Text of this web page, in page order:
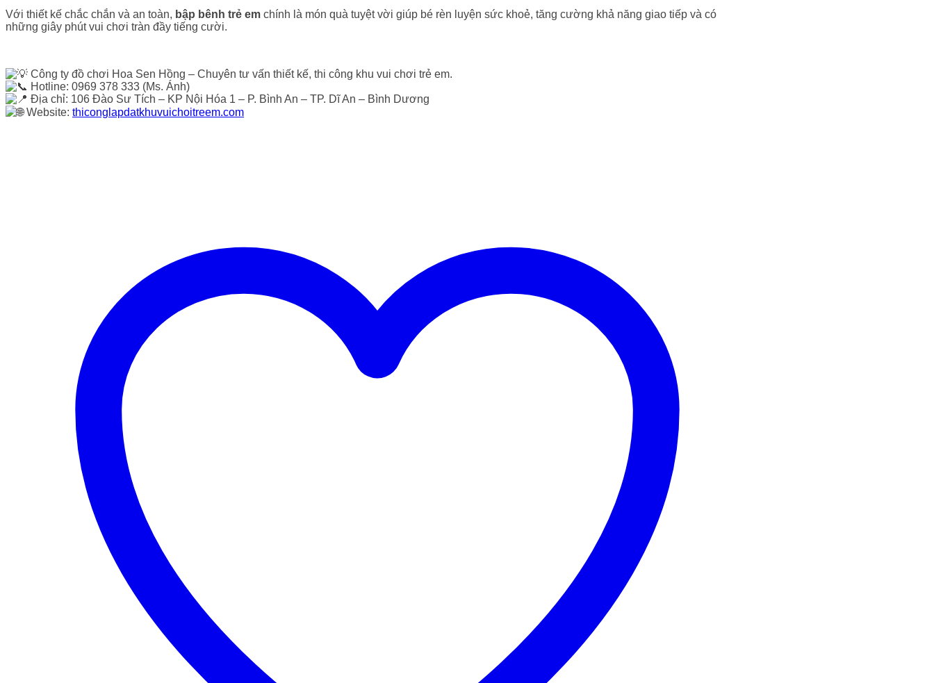
Với thiết kế chắc chắn và an toàn, bập bênh trẻ em chính là món quà tuyệt vời giúp bé rèn luyện sức khoẻ, tăng cường khả năng giao tiếp và có
những giây phút vui chơi tràn đầy tiếng cười.
Công ty đồ chơi Hoa Sen Hồng – Chuyên tư vấn thiết kế, thi công khu vui chơi trẻ em.
Hotline: 0969 378 333 (Ms. Ánh)
Địa chỉ: 106 Đào Sư Tích – KP Nội Hóa 1 – P. Bình An – TP. Dĩ An – Bình Dương
Website: thiconglapdatkhuvuichoitreem.com